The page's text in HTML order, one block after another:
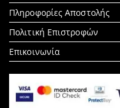
Πληροφορίες Αποστολής
Πολιτική Επιστροφών
Επικοινωνία